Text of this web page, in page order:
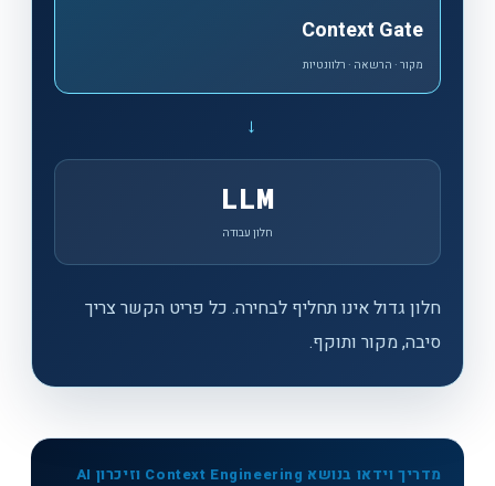
Context Gate
מקור · הרשאה · רלוונטיות
←
LLM
חלון עבודה
חלון גדול אינו תחליף לבחירה. כל פריט הקשר צריך
סיבה, מקור ותוקף.
מדריך וידאו בנושא Context Engineering וזיכרון AI